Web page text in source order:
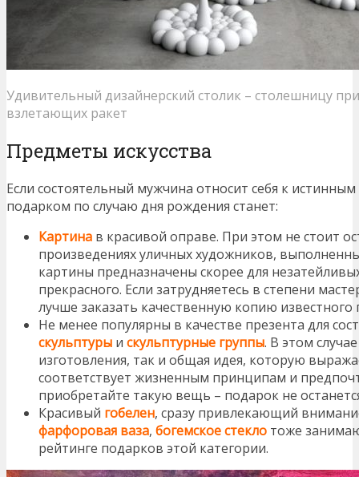
Удивительный дизайнерский столик – столешницу
взлетающих ракет
Предметы искусства
Если состоятельный мужчина относит себя к
подарком по случаю дня рождения станет:
Картина в красивой оправе. При этом не стоит
произведениях уличных художников,
картины предназначены скорее для
прекрасного. Если затрудняетесь в степени
лучше заказать качественную копию известного
Не менее популярны в качестве презента для
скульптуры и скульптурные группы. В этом
изготовления, так и общая идея, которую
соответствует жизненным принципам и
приобретайте такую вещь – подарок не
Красивый гобелен, сразу привлекающий
фарфоровая ваза, богемское стекло тоже
рейтинге подарков этой категории.